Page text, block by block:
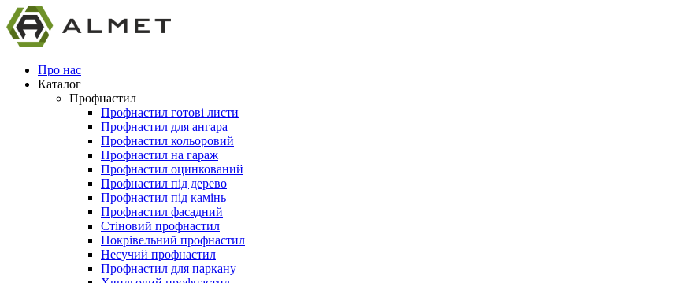
Про нас
Каталог
Профнастил
Профнастил готові листи
Профнастил для ангара
Профнастил кольоровий
Профнастил на гараж
Профнастил оцинкований
Профнастил під дерево
Профнастил під камінь
Профнастил фасадний
Стіновий профнастил
Покрівельний профнастил
Несучий профнастил
Профнастил для паркану